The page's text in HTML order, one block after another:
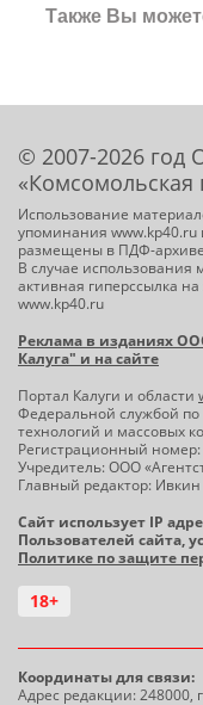
Также Вы
© 2007-2026 год
«Комсомольская
Использование
упоминания
размещены в ПДФ-
В случае использования
активная гиперссылка
www.kp40.ru
Реклама в изданиях
Калуга" и на сайте
Портал Калуги и области
Федеральной службой
технологий и массовых
Регистрационный
Учредитель: ООО
Главный редактор:
Сайт использует IP
Пользователей сайта,
Политике по защите
18+
Координаты для связи:
Адрес редакции: 248000,